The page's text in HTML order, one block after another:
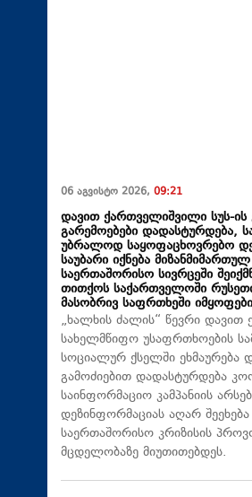
06 აგვისტო 2026, 09:21
დავით ქართველიშვილი სუს-ის
გარემოებები დადასტურდება,
უბრალოდ საყოფაცხოვრებო
საუბარი იქნება
საერთაშორისო სივრცეში
თითქოს საქართველოში
მასობრივ საფრთხეში
„ხალხის ძალის“ წევრი
სახელმწიფო უსაფრთხოების
სოციალურ ქსელში ეხმაურება
გამოძიებით დადასტურდება
საინფორმაციო კამპანიის
დეზინფორმაციას აღარ
საერთაშორისო კრიზისის
მცდელობაზე მიუთითებდეს.